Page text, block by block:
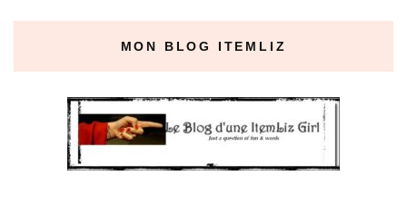
MON BLOG ITEMLIZ